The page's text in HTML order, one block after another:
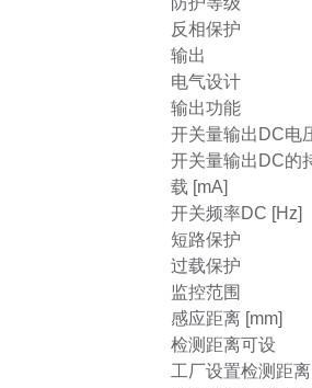
反相保护
输出
电气设计
输出功能
开关量输出DC电
开关量输出DC的
载 [mA]
开关频率DC [Hz]
短路保护
过载保护
监控范围
感应距离 [mm]
检测距离可设
工厂设置检测距